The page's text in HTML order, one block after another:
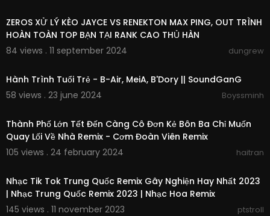
ZEROS XỬ LÝ KÈO JAYCE VS RENEKTON MAX PING, OUT TRÌNH
HOÀN TOÀN TOP BẠN TẠI RANK CAO THỦ HÀN
84 views . 11 september 2024
dungrew
Hành Trình Tuổi Trẻ - B-Air, MeiA, B'Dory || SoundGanG
58 views . 23 june 2024
Boyssminh
Thành Phố Lớn Tết Đến Càng Cô Đơn Kẻ Bôn Ba Chỉ Muốn
Quay Lối Về Nhà Remix - Cơm Đoàn Viên Remix
105 views . 24 february 2024
haitran
Nhạc Tik Tok Trung Quốc Remix Gây Nghiện Hay Nhất 2023
| Nhạc Trung Quốc Remix 2023 | Nhạc Hoa Remix
145 views . 11 november 2023
ptstroll